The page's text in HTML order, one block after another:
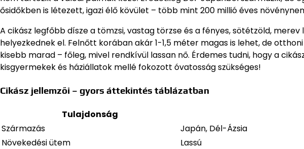
ősidőkben is létezett, igazi élő kövület – több mint 200 millió éves
A cikász legfőbb dísze a tömzsi, vastag törzse és a fényes, sötétzöld,
helyezkednek el. Felnőtt korában akár 1-1,5 méter magas is lehet, de
kisebb marad – főleg, mivel rendkívül lassan nő. Érdemes tudni, hogy a
kisgyermekek és háziállatok mellé fokozott óvatosság szükséges!
Cikász jellemzői – gyors áttekintés táblázatban
Tulajdonság
Származás
Japán, Dél-Ázsia
Növekedési ütem
Lassú